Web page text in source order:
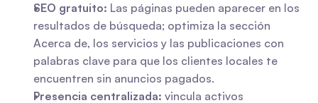
SEO gratuito: Las páginas pueden aparecer en los
resultados de búsqueda; optimiza la sección
Acerca de, los servicios y las publicaciones con
palabras clave para que los clientes locales te
encuentren sin anuncios pagados.
Presencia centralizada: vincula activos